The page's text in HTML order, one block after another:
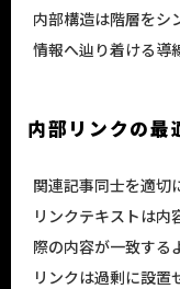
内部構造は階層をシ
情報へ辿り着ける導
内部リンクの最
関連記事同士を適切
リンクテキストは
際の内容が一致する
リンクは過剰に設置